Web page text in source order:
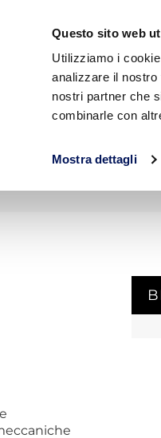
Questo sito web
Utilizziamo i
analizzare il
nostri partner che
combinarle con
Mostra dettagli
AZIENDA